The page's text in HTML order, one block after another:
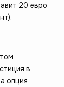
20 евро
в
опция